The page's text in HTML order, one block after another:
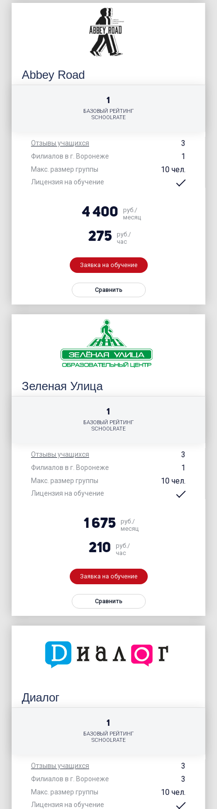
Abbey Road
Отзывы учащихся 3
Филиалов в г. Воронеже 1
Макс. размер группы 10 чел.
Лицензия на обучение
1
БАЗОВЫЙ РЕЙТИНГ
SCHOOLRATE
4 400
руб./
месяц
275
руб./
час
Заявка на обучение
Сравнить
Зеленая Улица
Отзывы учащихся 3
Филиалов в г. Воронеже 1
Макс. размер группы 10 чел.
Лицензия на обучение
1
БАЗОВЫЙ РЕЙТИНГ
SCHOOLRATE
1 675
руб./
месяц
210
руб./
час
Заявка на обучение
Сравнить
Диалог
Отзывы учащихся 3
Филиалов в г. Воронеже 3
Макс. размер группы 10 чел.
Лицензия на обучение
1
БАЗОВЫЙ РЕЙТИНГ
SCHOOLRATE